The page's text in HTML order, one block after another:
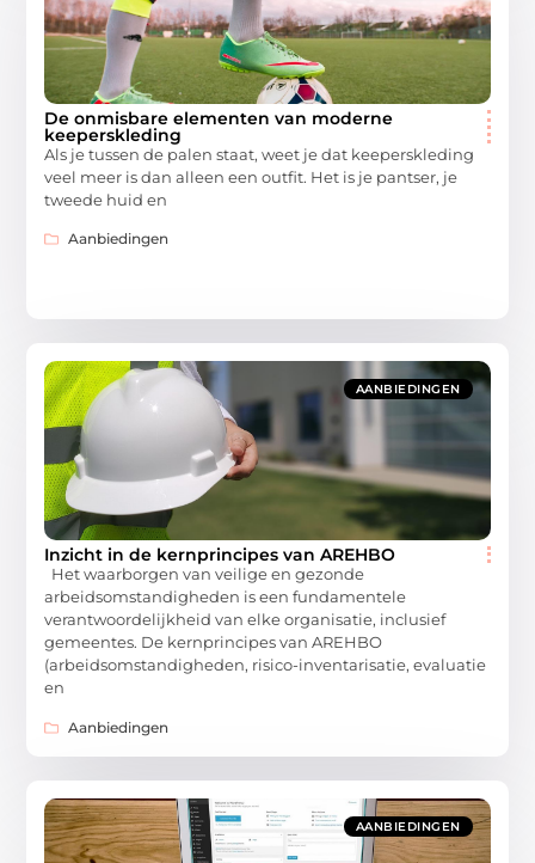
De onmisbare elementen van moderne
keeperskleding
Als je tussen de palen staat, weet je dat keeperskleding
veel meer is dan alleen een outfit. Het is je pantser, je
tweede huid en
Aanbiedingen
AANBIEDINGEN
Inzicht in de kernprincipes van AREHBO
Het waarborgen van veilige en gezonde
arbeidsomstandigheden is een fundamentele
verantwoordelijkheid van elke organisatie, inclusief
gemeentes. De kernprincipes van AREHBO
(arbeidsomstandigheden, risico-inventarisatie, evaluatie
en
Aanbiedingen
AANBIEDINGEN